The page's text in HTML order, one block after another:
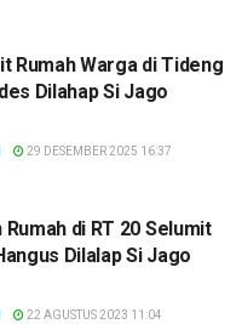
Rumah Warga di Tideng
Dilahap Si Jago
29 DESEMBER 2025 16:37
Rumah di RT 20 Selumit
Dilalap Si Jago
22 AGUSTUS 2023 11:04